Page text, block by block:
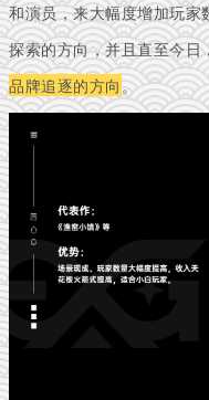
和演员，来大幅度增加玩
探索的方向，并且直至今日
品牌追逐的方向。